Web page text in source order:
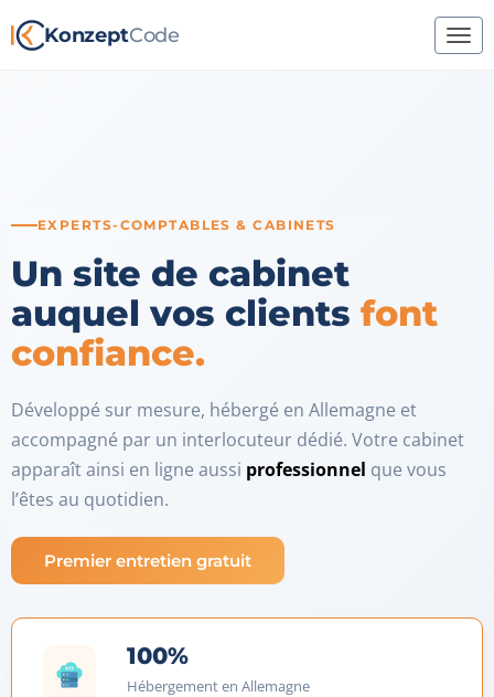
KonzeptCode
EXPERTS-COMPTABLES & CABINETS
Un site de cabinet
auquel vos clients font
confiance.
Développé sur mesure, hébergé en Allemagne et
accompagné par un interlocuteur dédié. Votre cabinet
apparaît ainsi en ligne aussi professionnel que vous
l’êtes au quotidien.
Premier entretien gratuit
100%
Hébergement en Allemagne